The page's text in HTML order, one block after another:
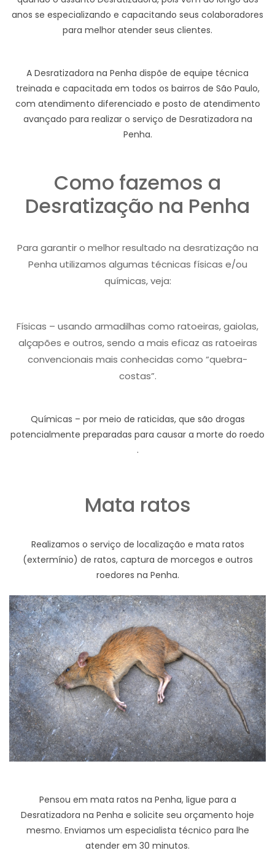
anos se especializando e capacitando seus colaboradores
para melhor atender seus clientes.
A Desratizadora na Penha dispõe de equipe técnica
treinada e capacitada em todos os bairros de São Paulo,
com atendimento diferenciado e posto de atendimento
avançado para realizar o serviço de Desratizadora na
Penha.
Como fazemos a
Desratização na Penha
Para garantir o melhor resultado na desratização na
Penha utilizamos algumas técnicas físicas e/ou
químicas, veja:
Físicas – usando armadilhas como ratoeiras, gaiolas,
alçapões e outros, sendo a mais eficaz as ratoeiras
convencionais mais conhecidas como “quebra-
costas”.
Químicas – por meio de raticidas, que são drogas
potencialmente preparadas para causar a morte do roedo
.
Mata ratos
Realizamos o serviço de localização e mata ratos
(extermínio) de ratos, captura de morcegos e outros
roedores na Penha.
Pensou em mata ratos na Penha, ligue para a
Desratizadora na Penha e solicite seu orçamento hoje
mesmo. Enviamos um especialista técnico para lhe
atender em 30 minutos.